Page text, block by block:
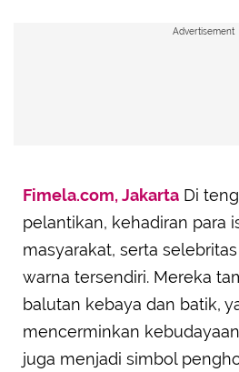
Advertisement
Fimela.com, Jakarta Di
pelantikan, kehadiran para
masyarakat, serta
warna tersendiri. Mereka
balutan kebaya dan batik,
mencerminkan
juga menjadi simbol